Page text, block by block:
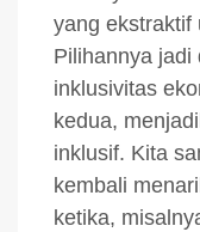
yang ekstraktif
Pilihannya jadi
inklusivitas
kedua,
inklusif. Kita
kembali
ketika,